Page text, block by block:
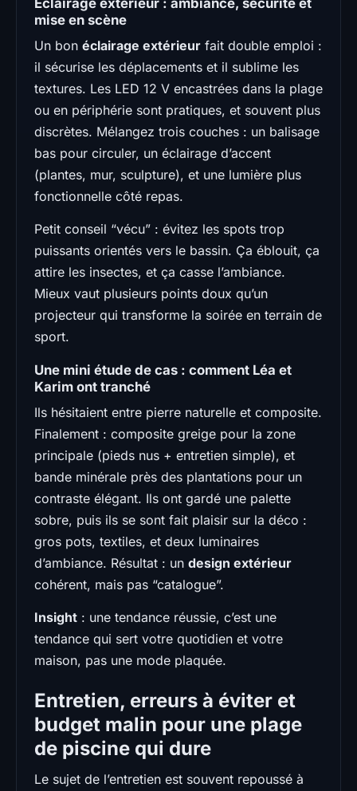
mise en scène
Un bon éclairage extérieur fait double emploi :
il sécurise les déplacements et il sublime les
textures. Les LED 12 V encastrées dans la plage
ou en périphérie sont pratiques, et souvent plus
discrètes. Mélangez trois couches : un balisage
bas pour circuler, un éclairage d’accent
(plantes, mur, sculpture), et une lumière plus
fonctionnelle côté repas.
Petit conseil “vécu” : évitez les spots trop
puissants orientés vers le bassin. Ça éblouit, ça
attire les insectes, et ça casse l’ambiance.
Mieux vaut plusieurs points doux qu’un
projecteur qui transforme la soirée en terrain de
sport.
Une mini étude de cas : comment Léa et
Karim ont tranché
Ils hésitaient entre pierre naturelle et composite.
Finalement : composite greige pour la zone
principale (pieds nus + entretien simple), et
bande minérale près des plantations pour un
contraste élégant. Ils ont gardé une palette
sobre, puis ils se sont fait plaisir sur la déco :
gros pots, textiles, et deux luminaires
d’ambiance. Résultat : un design extérieur
cohérent, mais pas “catalogue”.
Insight : une tendance réussie, c’est une
tendance qui sert votre quotidien et votre
maison, pas une mode plaquée.
Entretien, erreurs à éviter et
budget malin pour une plage
de piscine qui dure
Le sujet de l’entretien est souvent repoussé à